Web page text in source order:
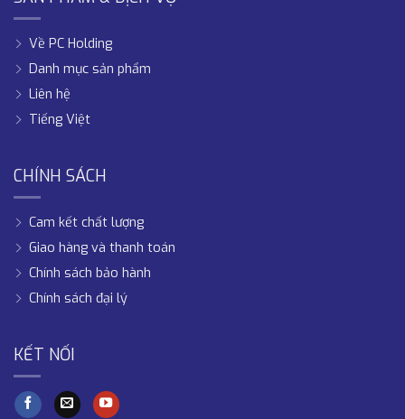
Về PC Holding
Danh mục sản phẩm
Liên hệ
Tiếng Việt
CHÍNH SÁCH
Cam kết chất lượng
Giao hàng và thanh toán
Chính sách bảo hành
Chính sách đại lý
KẾT NỐI